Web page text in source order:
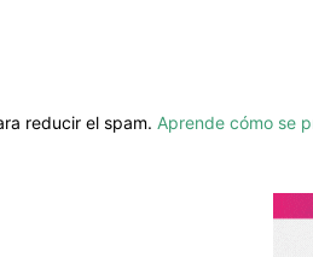
reducir el spam. Aprende cómo se